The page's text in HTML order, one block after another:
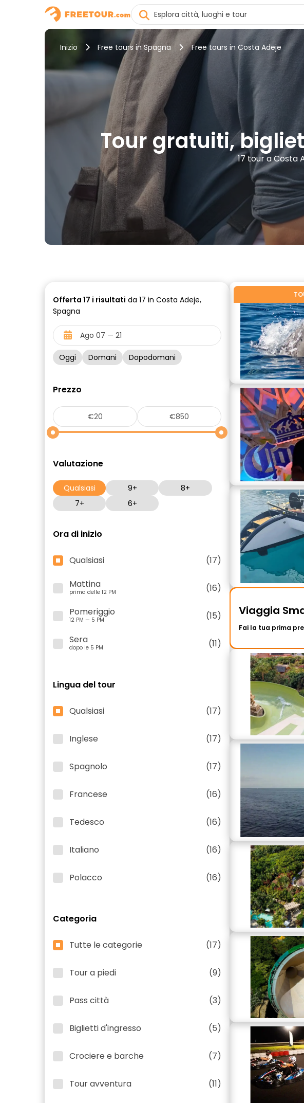
Inizio Free tours in Spagna Free tours in Costa Adeje
Tour gratuiti,
17 tour a Costa
Offerta 17 i risultati da 17 in Costa Adeje,
Spagna
Oggi Domani Dopodomani
Prezzo
Valutazione
Qualsiasi 9+
8+
7+
6+
Ora di inizio
Qualsiasi
(17)
Mattina
prima delle 12 PM
(16)
Pomeriggio
12 PM — 5 PM
(15)
Sera
dopo le 5 PM (11)
Lingua del tour
Qualsiasi (17)
Inglese (17)
Spagnolo (17)
Francese (16)
Tedesco (16)
Italiano (16)
Polacco (16)
Categoria
Tutte le categorie (17)
Tour a piedi (9)
Pass città (3)
Biglietti d'ingresso (5)
Crociere e barche (7)
Tour avventura (11)
Viaggia
Fai la tua prima